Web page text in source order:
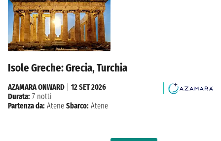
Isole Greche: Grecia, Turchia
AZAMARA ONWARD
12 SET 2026
Durata: 7 notti
Partenza da: Atene Sbarco: Atene